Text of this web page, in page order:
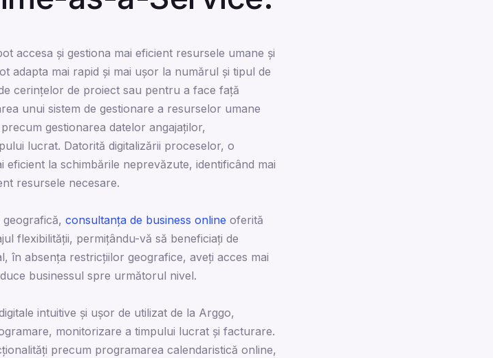
accesa și gestiona mai eficient resursele umane și
adapta mai rapid și mai ușor la numărul și tipul de
cerințelor de proiect sau pentru a face față
unui sistem de gestionare a resurselor umane
gestionarea datelor angajaților,
lucrat. Datorită digitalizării proceselor, o
eficient la schimbările neprevăzute, identificând mai
resursele necesare.
consultanța de business online oferită
flexibilității, permițându-vă să beneficiați de
în absența restricțiilor geografice, aveți acces mai
businessul spre următorul nivel.
intuitive și ușor de utilizat de la Arggo,
monitorizare a timpului lucrat și facturare.
precum programarea calendaristică online,